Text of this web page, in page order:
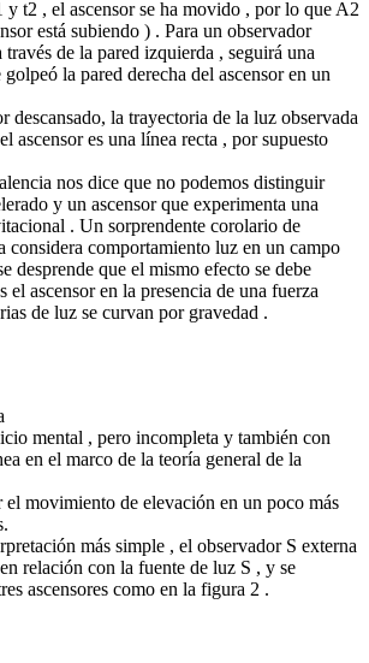
t2 , el ascensor se ha movido , por lo que A2
está subiendo ) . Para un observador
través de la pared izquierda , seguirá una
la pared derecha del ascensor en un
descansado, la trayectoria de la luz observada
ascensor es una línea recta , por supuesto
nos dice que no podemos distinguir
y un ascensor que experimenta una
. Un sorprendente corolario de
considera comportamiento luz en un campo
desprende que el mismo efecto se debe
el ascensor en la presencia de una fuerza
de luz se curvan por gravedad .
mental , pero incompleta y también con
en el marco de la teoría general de la
el movimiento de elevación en un poco más
más simple , el observador S externa
relación con la fuente de luz S , y se
ascensores como en la figura 2 .